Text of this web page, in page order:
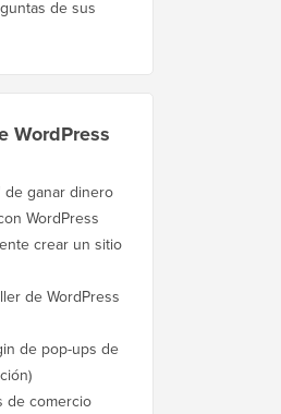
de sus
WordPress
ganar dinero
WordPress
crear un sitio
de WordPress
de pop-ups de
de comercio